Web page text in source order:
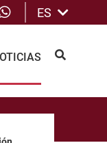
whatsApp
ES
BUSCAR